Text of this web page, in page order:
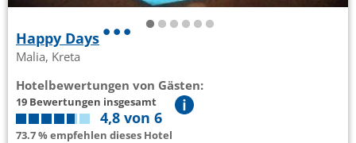
Happy Days
Malia, Kreta
Hotelbewertungen von Gästen:
19 Bewertungen insgesamt
4,8 von 6
73.7 % empfehlen dieses Hotel